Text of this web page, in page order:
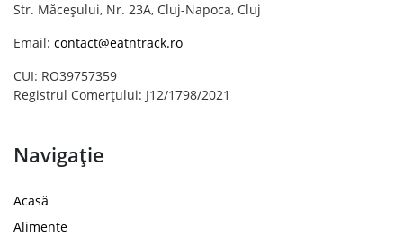
Str. Măceșului, Nr. 23A, Cluj-Napoca, Cluj
Email: contact@eatntrack.ro
CUI: RO39757359
Registrul Comerțului: J12/1798/2021
Navigație
Acasă
Alimente